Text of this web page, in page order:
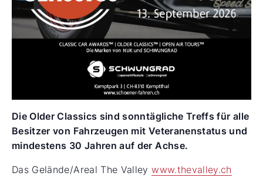
Die Older Classics sind sonntägliche Treffs für alle
Besitzer von Fahrzeugen mit Veteranenstatus und
mindestens 30 Jahren auf der Achse.
Das Gelände/Areal The Valleywww.thevalley.ch